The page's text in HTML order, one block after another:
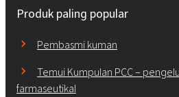
Produk paling popular
Pembasmi kuman
Temui Kumpulan PCC –
farmaseutikal